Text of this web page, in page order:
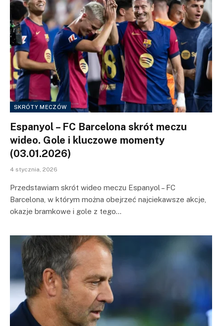
SKRÓTY MECZÓW
Espanyol – FC Barcelona skrót meczu
wideo. Gole i kluczowe momenty
(03.01.2026)
4 stycznia, 2026
Przedstawiam skrót wideo meczu Espanyol – FC
Barcelona, w którym można obejrzeć najciekawsze akcje,
okazje bramkowe i gole z tego…